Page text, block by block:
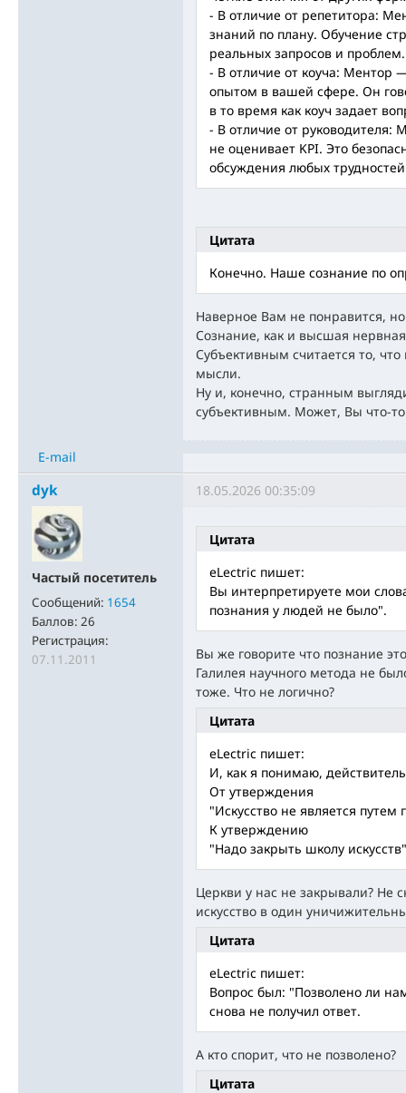
- В отличие от репетитора:
знаний по плану. Обучение
реальных запросов и проблем.
- В отличие от коуча: Ментор
опытом в вашей сфере. Он
в то время как коуч задает
- В отличие от руководителя:
не оценивает KPI. Это
обсуждения любых
Цитата
Конечно. Наше сознание по
Наверное Вам не понравится, но
Сознание, как и высшая
Субъективным считается то,
мысли.
Ну и, конечно, странным
субъективным. Может, Вы что-
E-mail
dyk
Частый посетитель
Сообщений: 1654
Баллов: 26
Регистрация:
07.11.2011
18.05.2026 00:35:09
Цитата
eLectric пишет:
Вы интерпретируете мои
познания у людей не было".
Вы же говорите что познание
Галилея научного метода не
тоже. Что не логично?
Цитата
eLectric пишет:
И, как я понимаю,
От утверждения
"Искусство не является путем
К утверждению
"Надо закрыть школу искусств"
Церкви у нас не закрывали? Не
искусство в один
Цитата
eLectric пишет:
Вопрос был: "Позволено ли
снова не получил ответ.
А кто спорит, что не позволено?
Цитата